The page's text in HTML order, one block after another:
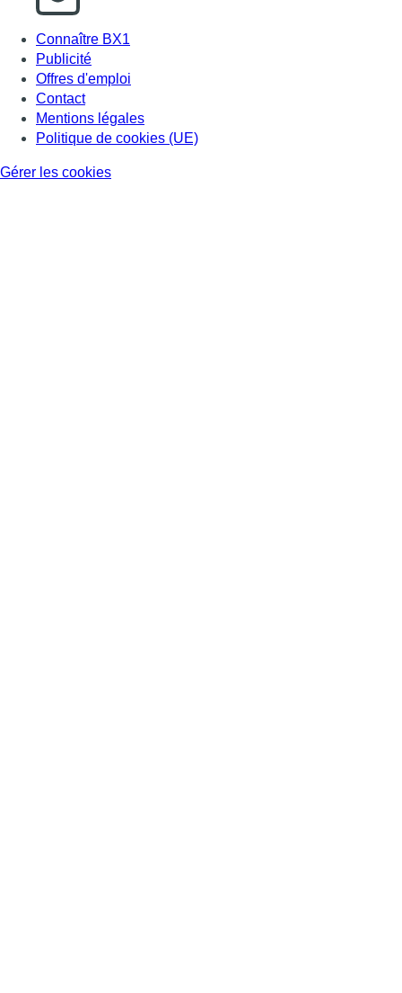
Connaître BX1
Publicité
Offres d'emploi
Contact
Mentions légales
Politique de cookies (UE)
Gérer les cookies